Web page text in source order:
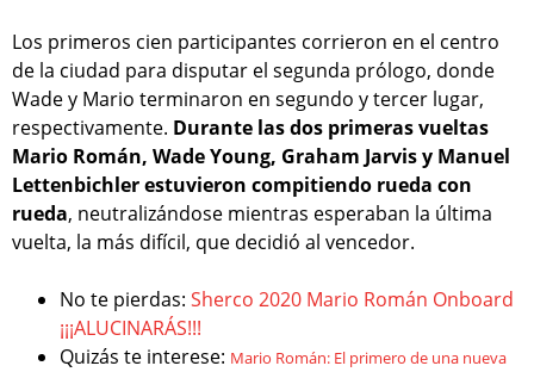
Los primeros cien participantes corrieron en el centro
de la ciudad para disputar el segunda prólogo, donde
Wade y Mario terminaron en segundo y tercer lugar,
respectivamente. Durante las dos primeras vueltas
Mario Román, Wade Young, Graham Jarvis y Manuel
Lettenbichler estuvieron compitiendo rueda con
rueda, neutralizándose mientras esperaban la última
vuelta, la más difícil, que decidió al vencedor.
No te pierdas: Sherco 2020 Mario Román Onboard
¡¡¡ALUCINARÁS!!!
Quizás te interese: Mario Román: El primero de una nueva